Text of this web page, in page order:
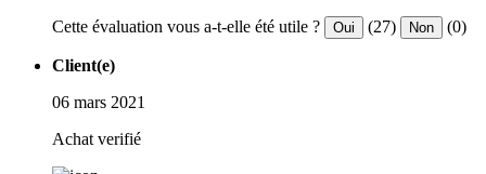
Cette évaluation vous a-t-elle été utile ? Oui (27) Non (0)
Client(e)
06 mars 2021
Achat verifié